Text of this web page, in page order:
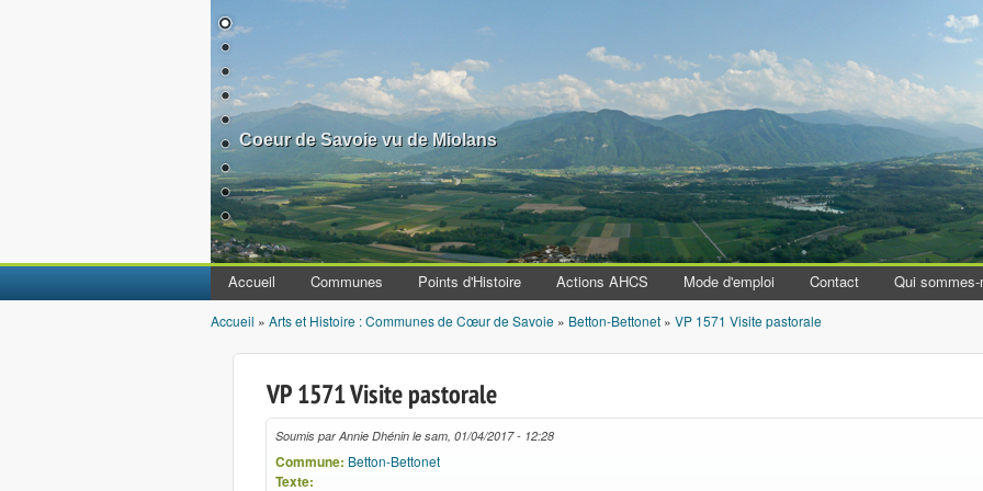
Coeur de Savoie vu de Miolans
Accueil Communes Points d'Histoire Actions AHCS Mode d'emploi Contact Qui
Vous êtes ici
Accueil » Arts et Histoire : Communes de Cœur de Savoie » Betton-Bettonet » VP 1571 Visite pastorale
VP 1571 Visite pastorale
Soumis parAnnie Dhénin le sam, 01/04/2017 - 12:28
Commune: Betton-Bettonet
Texte: